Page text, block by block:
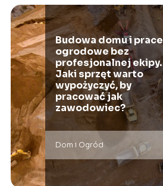
Budowa domu i prace
ogrodowe bez
profesjonalnej ekipy.
Jaki sprzęt warto
wypożyczyć, by
pracować jak
zawodowiec?
Dom i Ogród